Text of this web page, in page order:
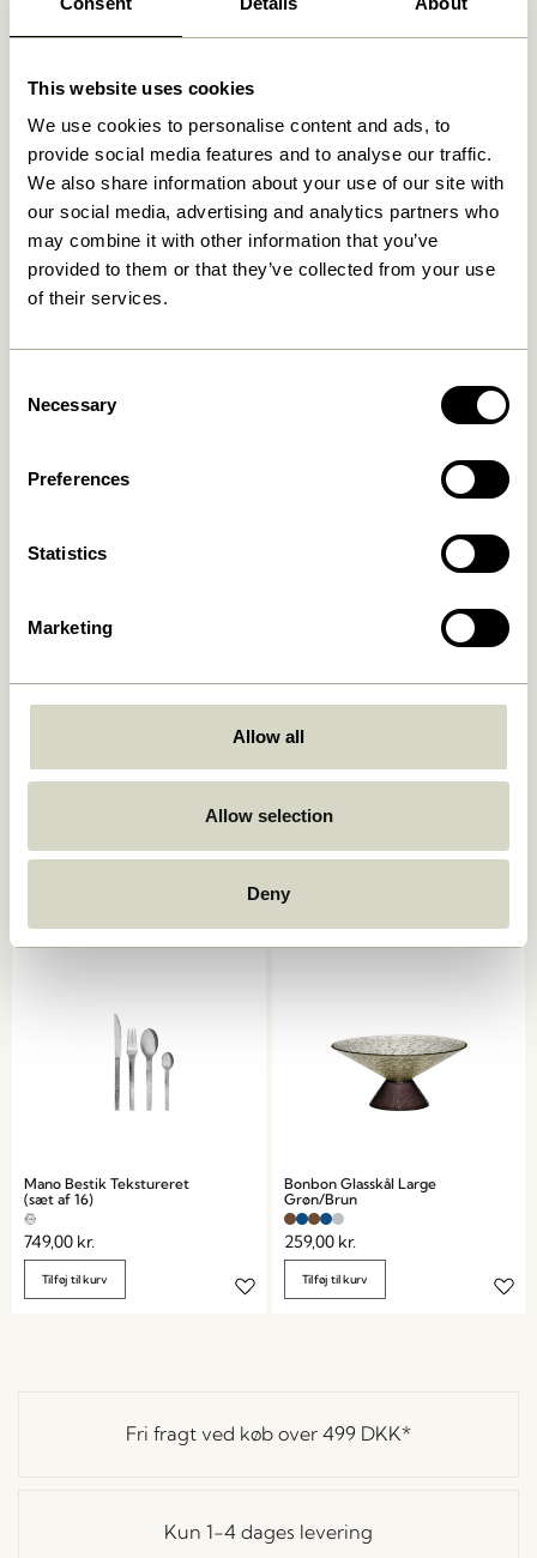
This website uses cookies
We use cookies to personalise content and ads, to
provide social media features and to analyse our traffic.
We also share information about your use of our site with
our social media, advertising and analytics partners who
may combine it with other information that you’ve
provided to them or that they’ve collected from your use
of their services.
Selection
Necessary
Preferences
Statistics
Marketing
Allow all
Allow selection
Deny
Relaterede varer
7.699,00kr.
199,00kr.
Sui Drikkeglas Bubbles Klar
42,00kr.
Mano Bestik Tekstureret
(sæt af 16)
749,00 kr.
Tilføj til kurv
Bonbon Glasskål Large
Grøn/Brun
259,00 kr.
Tilføj til kurv
Fri fragt ved køb over 499 DKK*
Kun 1-4 dages levering